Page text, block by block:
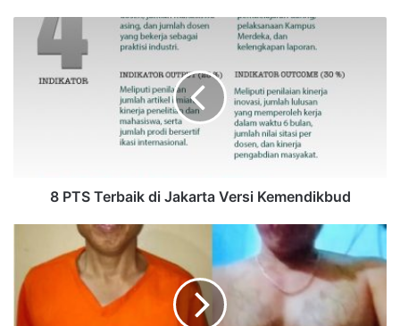
8 PTS Terbaik di Jakarta Versi Kemendikbud